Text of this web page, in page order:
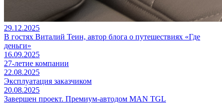
29.12.2025
В гостях Виталий Теин, автор блога о путешествиях «Где
деньги»
16.09.2025
27-летие компании
22.08.2025
Эксплуатация заказчиком
20.08.2025
Завершен проект. Премиум-автодом MAN TGL